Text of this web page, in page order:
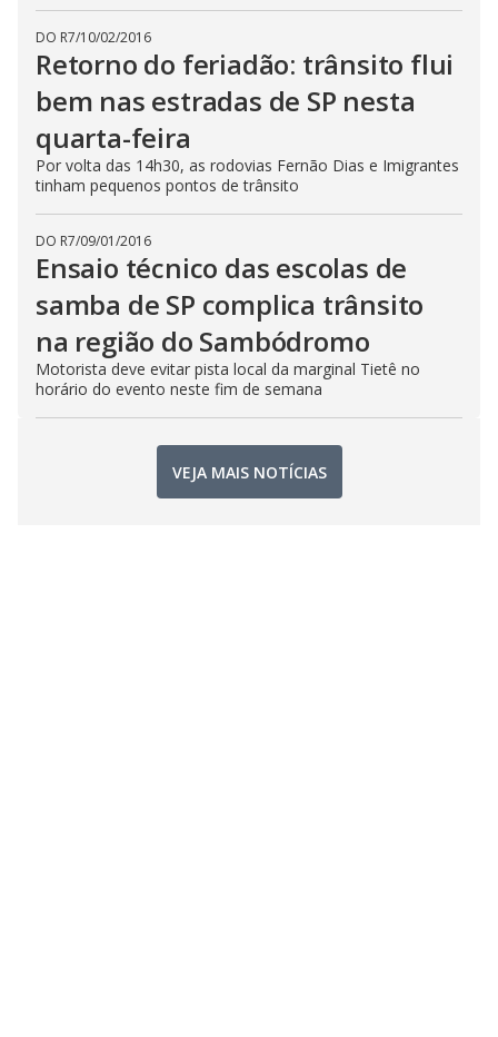
DO R7/10/02/2016
Retorno do feriadão: trânsito flui
bem nas estradas de SP nesta
quarta-feira
Por volta das 14h30, as rodovias Fernão Dias e Imigrantes
tinham pequenos pontos de trânsito
DO R7/09/01/2016
Ensaio técnico das escolas de
samba de SP complica trânsito
na região do Sambódromo
Motorista deve evitar pista local da marginal Tietê no
horário do evento neste fim de semana
VEJA MAIS NOTÍCIAS